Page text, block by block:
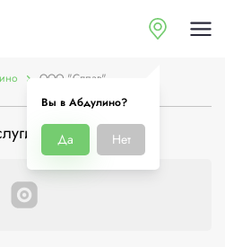
Вы в Абдулино?
Да Нет
ООО "Сплав"
О компании